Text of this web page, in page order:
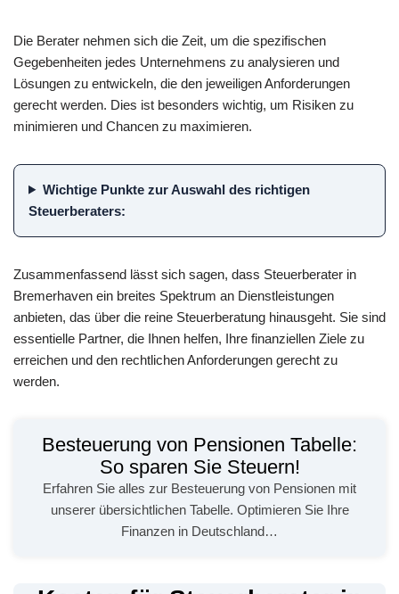
Die Berater nehmen sich die Zeit, um die spezifischen
Gegebenheiten jedes Unternehmens zu analysieren und
Lösungen zu entwickeln, die den jeweiligen Anforderungen
gerecht werden. Dies ist besonders wichtig, um Risiken zu
minimieren und Chancen zu maximieren.
Wichtige Punkte zur Auswahl des richtigen
Steuerberaters:
Zusammenfassend lässt sich sagen, dass Steuerberater in
Bremerhaven ein breites Spektrum an Dienstleistungen
anbieten, das über die reine Steuerberatung hinausgeht. Sie sind
essentielle Partner, die Ihnen helfen, Ihre finanziellen Ziele zu
erreichen und den rechtlichen Anforderungen gerecht zu
werden.
Besteuerung von Pensionen Tabelle:
So sparen Sie Steuern!
Erfahren Sie alles zur Besteuerung von Pensionen mit
unserer übersichtlichen Tabelle. Optimieren Sie Ihre
Finanzen in Deutschland…